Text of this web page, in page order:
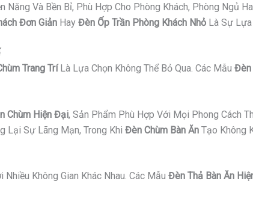
Năng Và Bền Bỉ, Phù Hợp Cho Phòng Khách, Phòng Ngủ
Đơn Giản Hay Đèn Ốp Trần Phòng Khách Nhỏ Là Sự
Trang TríLà Lựa Chọn Không Thể Bỏ Qua. Các Mẫu Đèn
Chùm Hiện Đại, Sản Phẩm Phù Hợp Với Mọi Phong Cách
Lại Sự Lãng Mạn, Trong Khi Đèn Chùm Bàn Ăn Tạo Không
Không Gian Khác Nhau. Các Mẫu Đèn Thả Bàn Ăn